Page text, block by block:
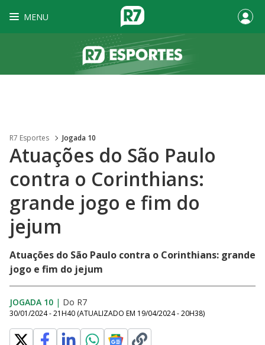
MENU
R7 Esportes Jogada 10
Atuações do São Paulo
contra o Corinthians:
grande jogo e fim do
jejum
Atuações do São Paulo contra o Corinthians: grande
jogo e fim do jejum
JOGADA 10 | Do R7
30/01/2024 - 21H40 (ATUALIZADO EM 19/04/2024 - 20H38)